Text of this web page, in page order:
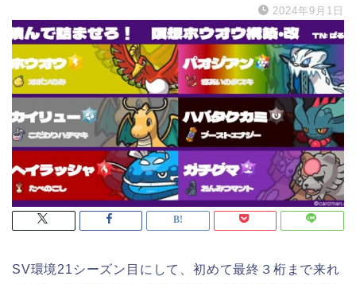
2024年9月1日
SV環境21シーズン目にして、初めて最終３桁まで来れ